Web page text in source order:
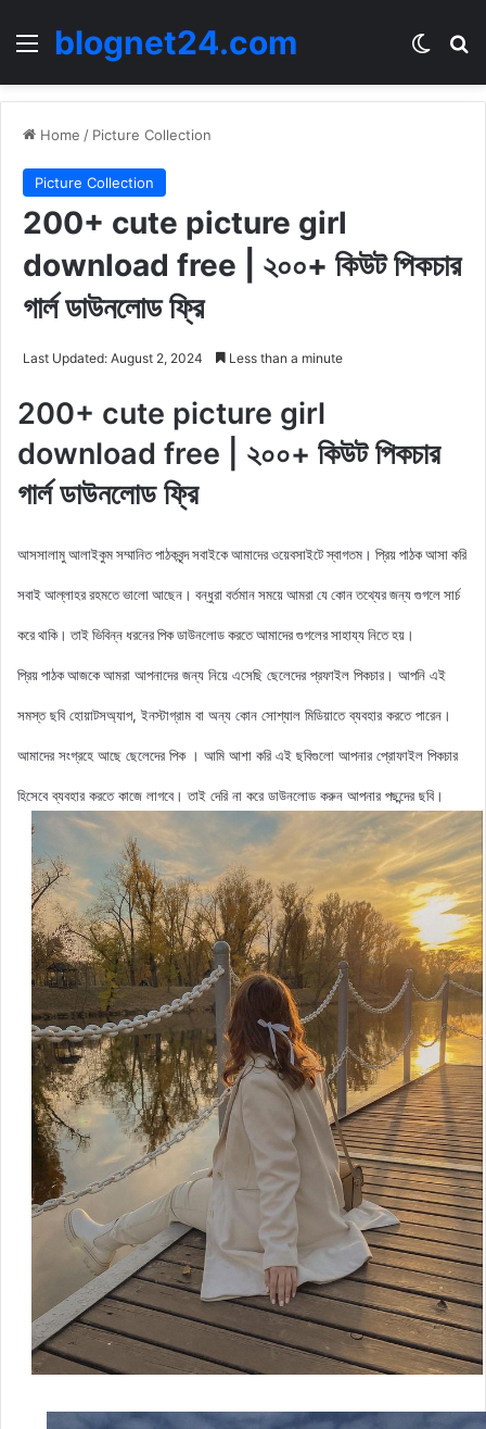
Menublognet24.com
Home / Picture Collection
Picture Collection
200+ cute picture girl
download free | ২০০+ কিউট পিকচার
গার্ল ডাউনলোড ফ্রি
Last Updated: August 2, 2024 Less than a minute
200+ cute picture girl
download free | ২০০+ কিউট পিকচার
গার্ল ডাউনলোড ফ্রি
আসসালামু আলাইকুম সম্মানিত পাঠকবৃন্দ সবাইকে আমাদের ওয়েবসাইটে স্বাগতম। প্রিয় পাঠক আসা করি
সবাই আল্লাহর রহমতে ভালো আছেন। বন্ধুরা বর্তমান সময়ে আমরা যে কোন তথ্যের জন্য গুগলে সার্চ
করে থাকি। তাই ভিবিন্ন ধরনের পিক ডাউনলোড করতে আমাদের গুগলের সাহায্য নিতে হয়।
প্রিয় পাঠক আজকেআমরা আপনাদের জন্য নিয়ে এসেছি ছেলেদের প্রফাইল পিকচার। আপনি এই
সমস্ত ছবি হোয়াটসঅ্যাপ, ইনস্টাগ্রাম বা অন্য কোন সোশ্যাল মিডিয়াতে ব্যবহার করতে পারেন।
আমাদের সংগ্রহে আছে ছেলেদের পিক । আমি আশা করি এই ছবিগুলো আপনার প্রোফাইল পিকচার
হিসেবে ব্যবহার করতে কাজে লাগবে। তাই দেরি না করে ডাউনলোড করুন আপনার পছন্দের ছবি।